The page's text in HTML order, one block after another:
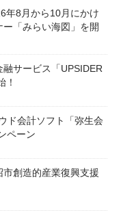
年8月から10月にかけ
「みらい海図」を開
サービス「UPSIDER
！
ド会計ソフト「弥生会
ペーン
市創造的産業復興支援